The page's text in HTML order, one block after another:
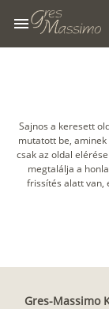
menu
Sajnos a keresett
mutatott be,
csak az oldal
megtalálja a
frissítés alatt van,
Gres-Massimo